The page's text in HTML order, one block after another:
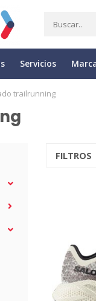
Servicios
DEVOLUCIÓN FÁCIL
trailrunning
FILTROS